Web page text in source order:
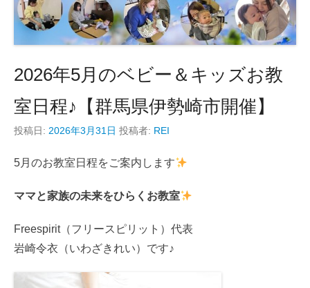
2026年5月のベビー＆キッズお教
室日程♪【群馬県伊勢崎市開催】
投稿日: 2026年3月31日 投稿者: REI
5月のお教室日程をご案内します
ママと家族の未来をひらくお教室
Freespirit（フリースピリット）代表
岩崎令衣（いわざきれい）です♪